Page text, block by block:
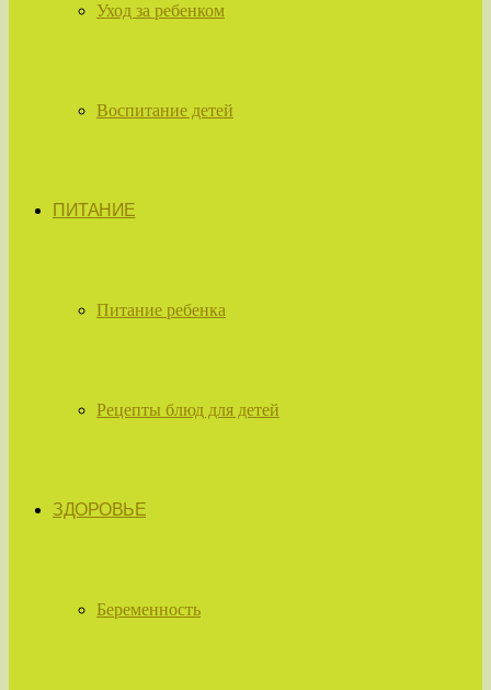
Уход за ребенком
Воспитание детей
ПИТАНИЕ
Питание ребенка
Рецепты блюд для детей
ЗДОРОВЬЕ
Беременность